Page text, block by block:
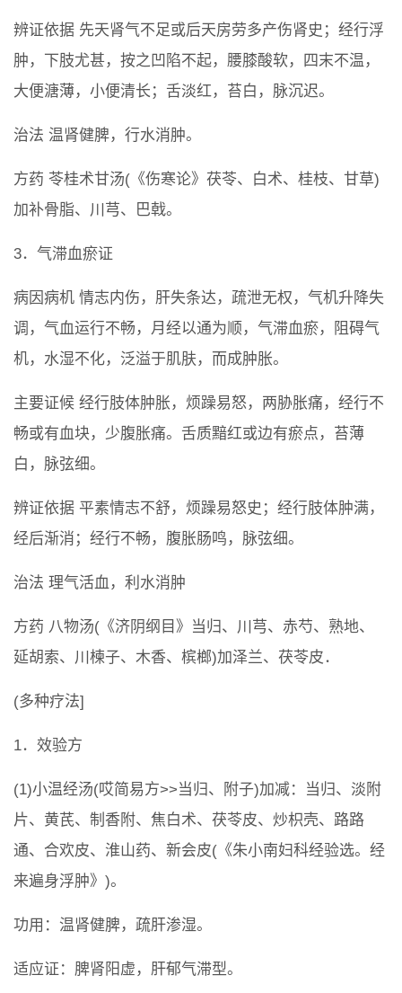
辨证依据 先天肾气不足或后天房劳多产伤肾史；经行浮
肿，下肢尤甚，按之凹陷不起，腰膝酸软，四末不温，
大便溏薄，小便清长；舌淡红，苔白，脉沉迟。
治法 温肾健脾，行水消肿。
方药 苓桂术甘汤(《伤寒论》茯苓、白术、桂枝、甘草)
加补骨脂、川芎、巴戟。
3．气滞血瘀证
病因病机 情志内伤，肝失条达，疏泄无权，气机升降失
调，气血运行不畅，月经以通为顺，气滞血瘀，阻碍气
机，水湿不化，泛溢于肌肤，而成肿胀。
主要证候 经行肢体肿胀，烦躁易怒，两胁胀痛，经行不
畅或有血块，少腹胀痛。舌质黯红或边有瘀点，苔薄
白，脉弦细。
辨证依据 平素情志不舒，烦躁易怒史；经行肢体肿满，
经后渐消；经行不畅，腹胀肠鸣，脉弦细。
治法 理气活血，利水消肿
方药 八物汤(《济阴纲目》当归、川芎、赤芍、熟地、
延胡索、川楝子、木香、槟榔)加泽兰、茯苓皮．
(多种疗法]
1．效验方
(1)小温经汤(哎简易方>>当归、附子)加减：当归、淡附
片、黄芪、制香附、焦白术、茯苓皮、炒枳壳、路路
通、合欢皮、淮山药、新会皮(《朱小南妇科经验选。经
来遍身浮肿》)。
功用：温肾健脾，疏肝渗湿。
适应证：脾肾阳虚，肝郁气滞型。